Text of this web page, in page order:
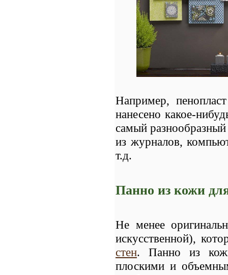
Например,
нанесено какое-
самый
из журналов,
т.д.
Панно из кожи
Не менее
искусственной),
стен. Панно из
плоскими и